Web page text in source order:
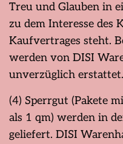
Treu und Glauben in
zu dem Interesse des
Kaufvertrages steht.
werden von DISI
unverzüglich erstattet.
(4) Sperrgut (Pakete
als 1 qm) werden in
geliefert. DISI